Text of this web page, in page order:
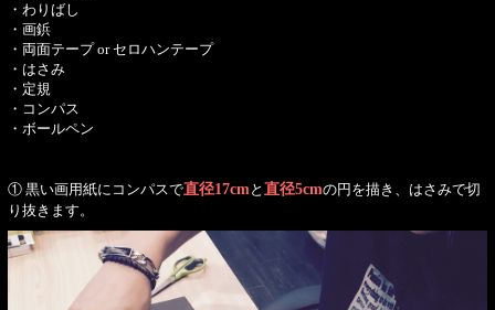
・わりばし
・画鋲
・両面テープ or セロハンテープ
・はさみ
・定規
・コンパス
・ボールペン
① 黒い画用紙にコンパスで直径17cmと 直径5cmの円を描き、はさみで切
り抜きます。